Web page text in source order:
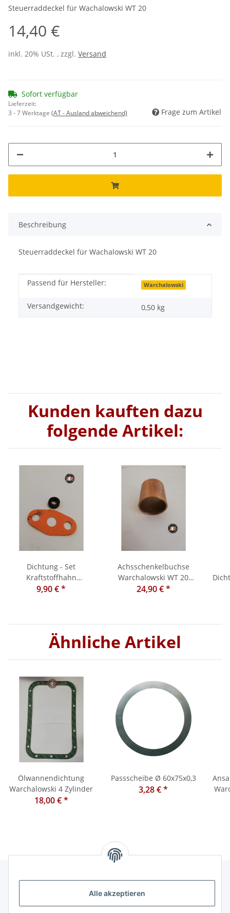
Alle akzeptieren
Steuerraddeckel für Wachalowski WT 20
14,40 €
inkl. 20% USt. , zzgl. Versand
Sofort verfügbar
Lieferzeit:
3 - 7 Werktage (AT - Ausland abweichend) Frage zum Artikel
Beschreibung
Steuerraddeckel für Wachalowski WT 20
Produkteigenschaft
Wert
Passend für Hersteller: Warchalowski
Versandgewicht: 0,50 kg
Kunden kauften dazu
folgende Artikel:
Dichtung - Set
Kraftstoffhahn
Warchalowski Wt 20 2-
9,90 €*
Achsschenkelbuchse
Warchalowski WT 20
Vorderachse 30x34x35
24,90 €*
Ähnliche Artikel
Ölwannendichtung
Warchalowski 4 Zylinder
18,00 €*
Passscheibe Ø 60x75x0,3
3,28 €*